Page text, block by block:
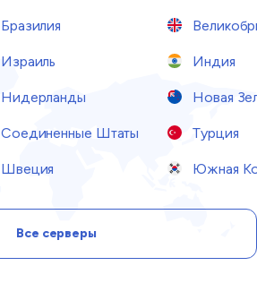
Бразилия
Израиль Индия
Нидерланды Новая
Соединенные Штаты Турция
Швеция Южная
Все серверы